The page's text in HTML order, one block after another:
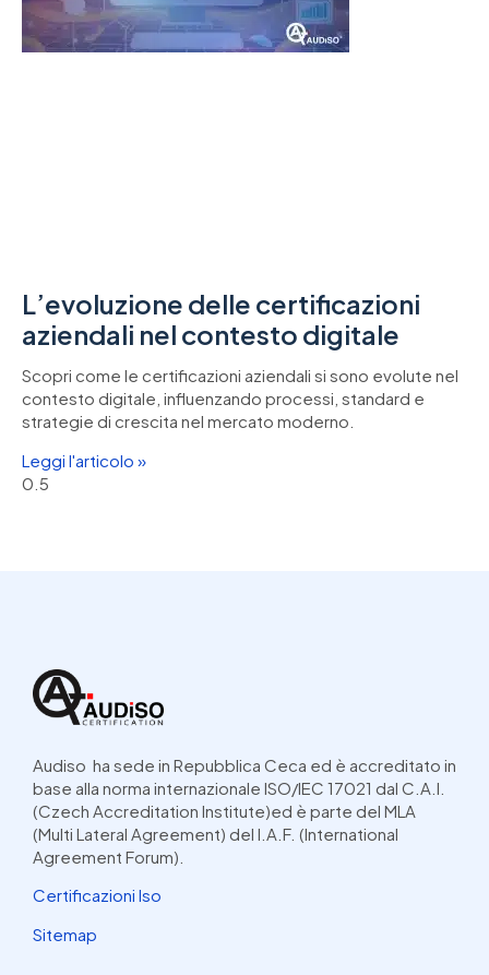
L’evoluzione delle certificazioni
aziendali nel contesto digitale
Scopri come le certificazioni aziendali si sono evolute nel
contesto digitale, influenzando processi, standard e
strategie di crescita nel mercato moderno.
Leggi l'articolo »
Audiso ha sede in Repubblica Ceca ed è accreditato in
base alla norma internazionale ISO/IEC 17021 dal C.A.I.
(Czech Accreditation Institute)ed è parte del MLA
(Multi Lateral Agreement) del I.A.F. (International
Agreement Forum).
Certificazioni Iso
Sitemap